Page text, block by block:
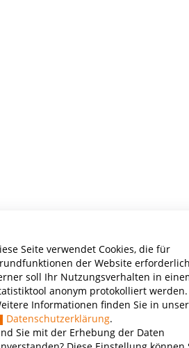
Seite verwendet Cookies, die für
der Website
soll Ihr Nutzungsverhalten in
anonym protokolliert werden.
Informationen finden Sie in
Datenschutzerklärung.
Sie mit der Erhebung der Daten
Informatik und Wirtschaftsinformatik
Kunststofftechnik und Vermessung